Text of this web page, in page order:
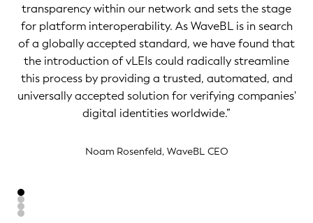
transparency within our network and sets the stage
for platform interoperability. As WaveBL is in search
of a globally accepted standard, we have found that
the introduction of vLEIs could radically streamline
this process by providing a trusted, automated, and
universally accepted solution for verifying companies'
digital identities worldwide.”
Noam Rosenfeld, WaveBL CEO